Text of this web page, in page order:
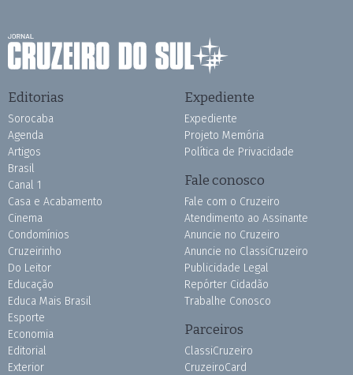
Editorias
Sorocaba
Agenda
Artigos
Brasil
Canal 1
Casa e Acabamento
Cinema
Condomínios
Cruzeirinho
Do Leitor
Educação
Educa Mais Brasil
Esporte
Economia
Editorial
Exterior
Expediente
Expediente
Projeto Memória
Política de Privacidade
Fale conosco
Fale com o Cruzeiro
Atendimento ao Assinante
Anuncie no Cruzeiro
Anuncie no ClassiCruzeiro
Publicidade Legal
Repórter Cidadão
Trabalhe Conosco
Parceiros
ClassiCruzeiro
CruzeiroCard